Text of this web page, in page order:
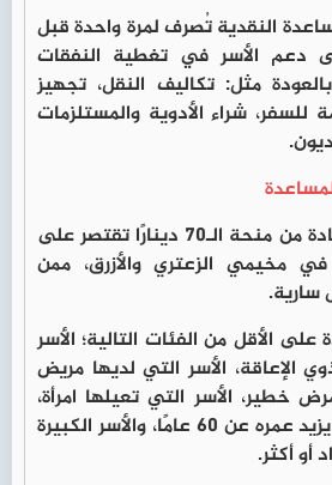
النقدية تُصرف لمرة واحدة قبل
دعم الأسر في تغطية النفقات
مثل: تكاليف النقل، تجهيز
للسفر، شراء الأدوية والمستلزمات
وأوضح طه أن الاستفادة من منحة الـ70 دينارًا تقتصر على
في مخيمي الزعتري والأزرق، ممن
سارية.
الأقل من الفئات التالية؛ الأسر
الإعاقة، الأسر التي لديها مريض
خطير، الأسر التي تعيلها امرأة،
الأسر التي تضم فردًا يزيد عمره عن 60 عامًا، والأسر الكبيرة
أو أكثر.